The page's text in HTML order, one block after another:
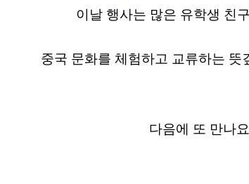
이날 행사는 많은 유학생 친
중국 문화를 체험하고 교류하는 뜻
다음에 또 만나